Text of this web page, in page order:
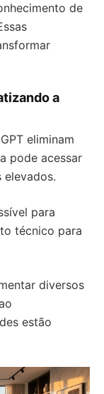
de
a
eliminam
pode acessar
elevados.
para
técnico para
diversos
estão